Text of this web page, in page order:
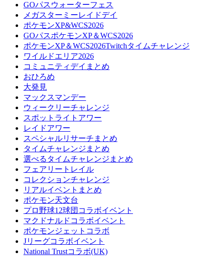
GOパスウォーターフェス
メガスターミーレイドデイ
ポケモンXP&WCS2026
GOパスポケモンXP＆WCS2026
ポケモンXP＆WCS2026Twitchタイムチャレンジ
ワイルドエリア2026
コミュニティデイまとめ
おひろめ
大発見
マックスマンデー
ウィークリーチャレンジ
スポットライトアワー
レイドアワー
スペシャルリサーチまとめ
タイムチャレンジまとめ
選べるタイムチャレンジまとめ
フェアリートレイル
コレクションチャレンジ
リアルイベントまとめ
ポケモン天文台
プロ野球12球団コラボイベント
マクドナルドコラボイベント
ポケモンジェットコラボ
Jリーグコラボイベント
National Trustコラボ(UK)